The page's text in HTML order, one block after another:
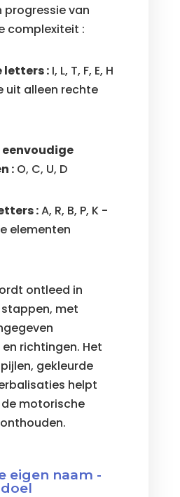
progressie van
complexiteit :
letters :I, L, T, F, E, H
uit alleen rechte
:O, C, U, D
:A, R, B, P, K -
elementen
ontleed in
met
richtingen. Het
gekleurde
helpt
motorische
eigen naam -